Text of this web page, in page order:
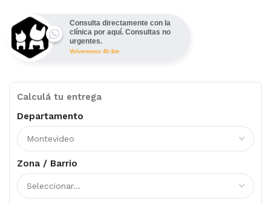
Consulta directamente con la
clínica por aquí. Consultas no
urgentes.
Volveremos 4h:6m
Calculá tu entrega
Departamento
Zona / Barrio